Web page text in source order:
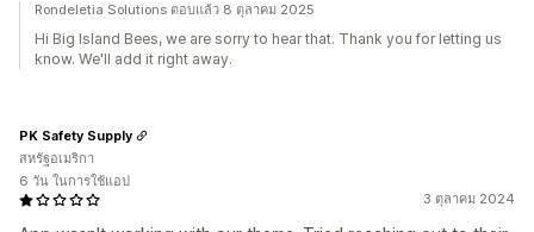
Rondeletia Solutions ตอบแล้ว 8 ตุลาคม 2025
Hi Big Island Bees, we are sorry to hear that. Thank you for letting us
know. We'll add it right away.
3 ตุลาคม 2024
PK Safety Supply
สหรัฐอเมริกา
6 วัน ในการใช้แอป